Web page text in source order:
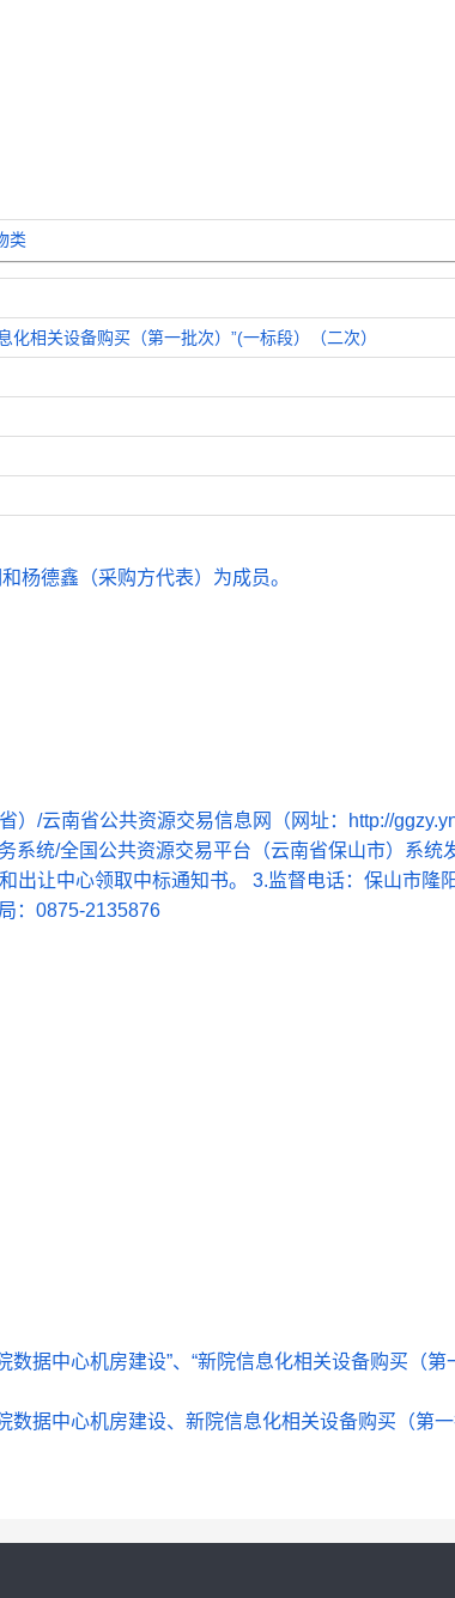
类
相关设备购买（第一批次）”(一标段）（二次）
杨德鑫（采购方代表）为成员。
）/云南省公共资源交易信息网（网址：http://
系统/全国公共资源交易平台（云南省保山市）系统
出让中心领取中标通知书。 3.监督电话：保山市隆
：0875-2135876
数据中心机房建设”、“新院信息化相关设备购买（第
数据中心机房建设、新院信息化相关设备购买（第一